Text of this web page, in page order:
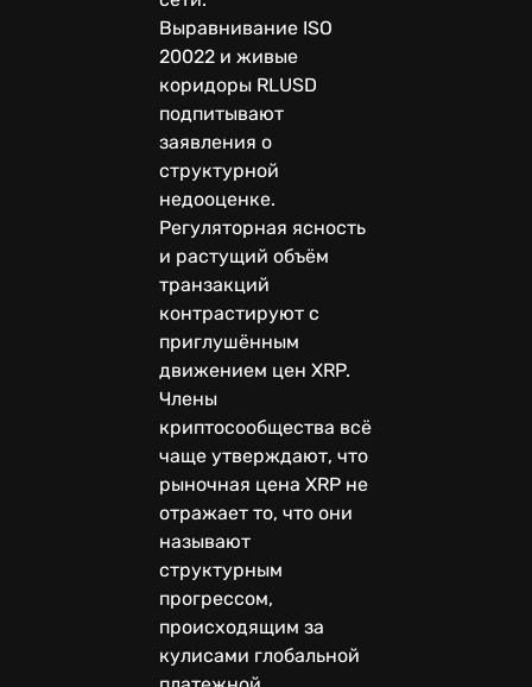
Выравнивание ISO
20022 и живые
коридоры RLUSD
подпитывают
заявления о
структурной
недооценке.
Регуляторная ясность
и растущий объём
транзакций
контрастируют с
приглушённым
движением цен XRP.
Члены
криптосообщества всё
чаще утверждают, что
рыночная цена XRP не
отражает то, что они
называют
структурным
прогрессом,
происходящим за
кулисами глобальной